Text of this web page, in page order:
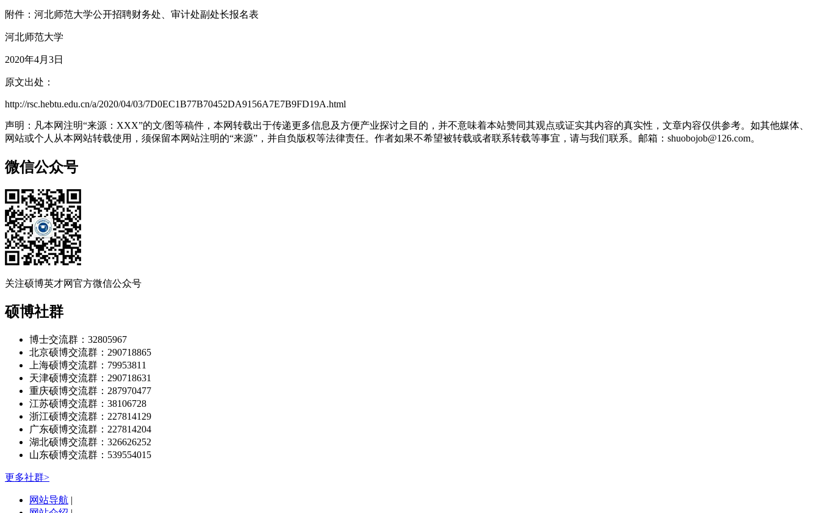
附件：河北师范大学公开招聘财务处、审计处副处长报名表
河北师范大学
2020年4月3日
原文出处：
http://rsc.hebtu.edu.cn/a/2020/04/03/7D0EC1B77B70452DA9156A7E7B9FD19A.html
声明：凡本网注明“来源：XXX”的文/图等稿件，本网转载出于传递更多信息及方便产业探讨之目的，并不意味着本站赞同其观点或证实其内容的真实性，文章内容仅供参考。如其他媒体、
网站或个人从本网站转载使用，须保留本网站注明的“来源”，并自负版权等法律责任。作者如果不希望被转载或者联系转载等事宜，请与我们联系。邮箱：shuobojob@126.com。
微信公众号
关注硕博英才网官方微信公众号
硕博社群
博士交流群：32805967
北京硕博交流群：290718865
上海硕博交流群：79953811
天津硕博交流群：290718631
重庆硕博交流群：287970477
江苏硕博交流群：38106728
浙江硕博交流群：227814129
广东硕博交流群：227814204
湖北硕博交流群：326626252
山东硕博交流群：539554015
更多社群>
网站导航 |